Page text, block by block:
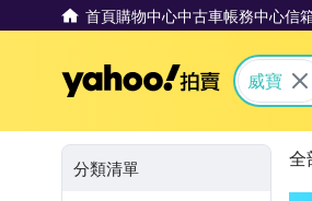
首頁購物中心中古車帳務中心信
Yahoo拍賣
威寶
分類清單